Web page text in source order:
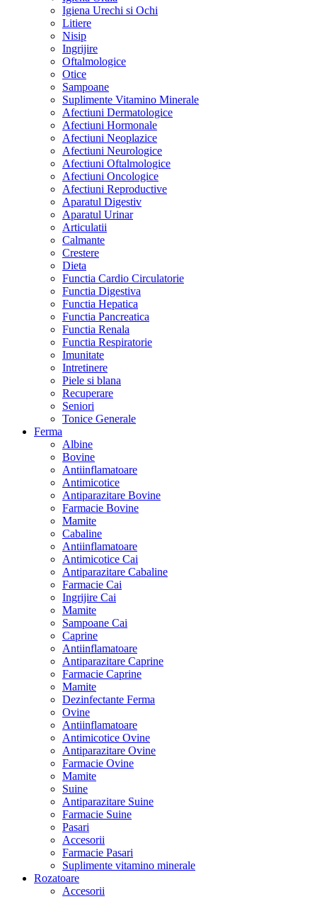
Igiena Urechi si Ochi
Litiere
Nisip
Ingrijire
Oftalmologice
Otice
Sampoane
Suplimente Vitamino Minerale
Afectiuni Dermatologice
Afectiuni Hormonale
Afectiuni Neoplazice
Afectiuni Neurologice
Afectiuni Oftalmologice
Afectiuni Oncologice
Afectiuni Reproductive
Aparatul Digestiv
Aparatul Urinar
Articulatii
Calmante
Crestere
Dieta
Functia Cardio Circulatorie
Functia Digestiva
Functia Hepatica
Functia Pancreatica
Functia Renala
Functia Respiratorie
Imunitate
Intretinere
Piele si blana
Recuperare
Seniori
Tonice Generale
Ferma
Albine
Bovine
Antiinflamatoare
Antimicotice
Antiparazitare Bovine
Farmacie Bovine
Mamite
Cabaline
Antiinflamatoare
Antimicotice Cai
Antiparazitare Cabaline
Farmacie Cai
Ingrijire Cai
Mamite
Sampoane Cai
Caprine
Antiinflamatoare
Antiparazitare Caprine
Farmacie Caprine
Mamite
Dezinfectante Ferma
Ovine
Antiinflamatoare
Antimicotice Ovine
Antiparazitare Ovine
Farmacie Ovine
Mamite
Suine
Antiparazitare Suine
Farmacie Suine
Pasari
Accesorii
Farmacie Pasari
Suplimente vitamino minerale
Rozatoare
Accesorii